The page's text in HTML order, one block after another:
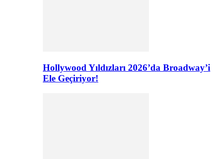
Hollywood Yıldızları 2026’da Broadway’i
Ele Geçiriyor!